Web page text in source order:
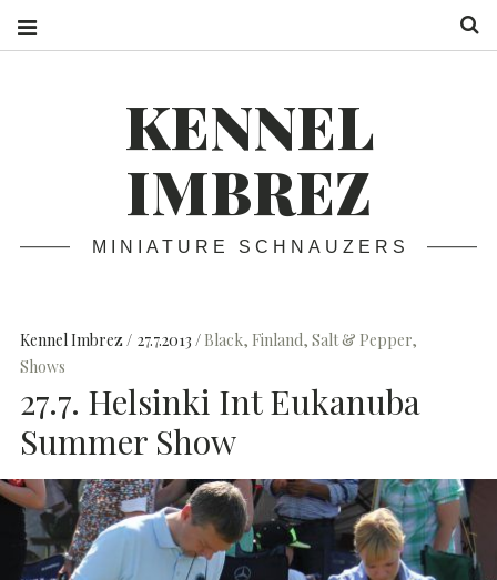
KENNEL
IMBREZ
MINIATURE SCHNAUZERS
Kennel Imbrez 27.7.2013 Black, Finland, Salt & Pepper,
Shows
27.7. Helsinki Int Eukanuba
Summer Show